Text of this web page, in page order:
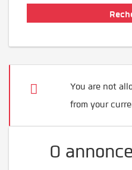
You are not
from your
0